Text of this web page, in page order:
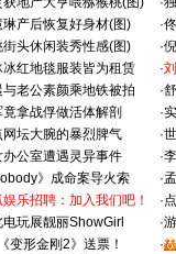
琳产后恢复好身材(图) ·
街头休闲装秀性感(图) ·
冰红地毯服装皆为租赁 ·
与老公素颜乘地铁被拍 ·
竟拿战俘做活体解剖 ·
网坛大腕的暴烈脾气 ·
办公室遭遇灵异事件 ·
》成命案导火索 ·
乐招聘：加入我们吧！ ·
电玩展靓丽ShowGirl ·
《变形金刚2》送票！ ·